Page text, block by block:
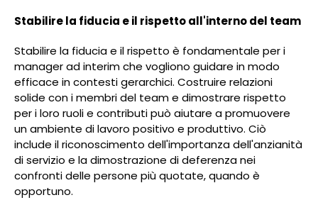
Stabilire la fiducia e il rispetto all'interno del team
Stabilire la fiducia e il rispetto è fondamentale per i
manager ad interim che vogliono guidare in modo
efficace in contesti gerarchici. Costruire relazioni
solide con i membri del team e dimostrare rispetto
per i loro ruoli e contributi può aiutare a promuovere
un ambiente di lavoro positivo e produttivo. Ciò
include il riconoscimento dell'importanza dell'anzianità
di servizio e la dimostrazione di deferenza nei
confronti delle persone più quotate, quando è
opportuno.